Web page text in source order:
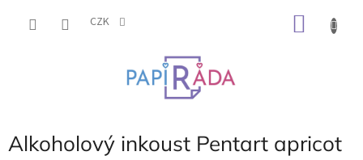
CZK
Alkoholový inkoust Pentart apricot